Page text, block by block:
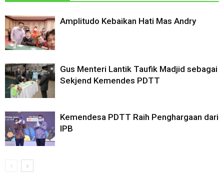
Amplitudo Kebaikan Hati Mas Andry
Gus Menteri Lantik Taufik Madjid sebagai
Sekjend Kemendes PDTT
Kemendesa PDTT Raih Penghargaan dari
IPB